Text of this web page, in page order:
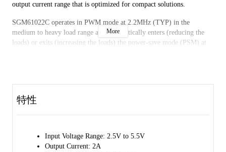
output current range that is optimized for compact solutions.
SGM61022C operates in PWM mode at 2.2MHz (TYP) in the
medium to heavy load range and automatically enters (reducing the
loads) or exits (increasing the loads) the power-save mode (PSM) at
More
特性
Input Voltage Range: 2.5V to 5.5V
Output Current: 2A